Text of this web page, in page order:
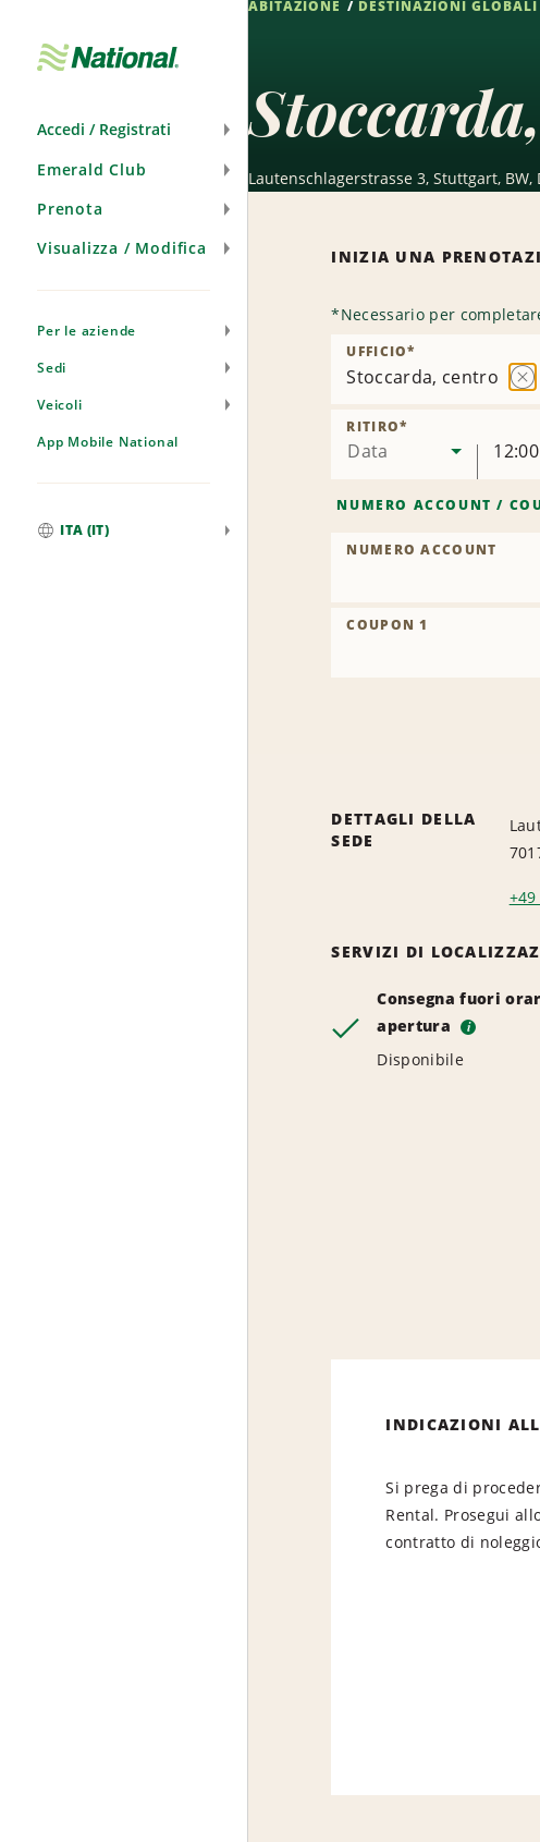
Accedi / Registrati
Emerald Club
Prenota
Visualizza / Modifica
Per le aziende
Sedi
Veicoli
App Mobile National
ITA (IT)
ABITAZIONE DESTINAZIONI GLOBALI
Lautenschlagerstrasse 3, Stuttgart, BW,
INIZIA UNA
*Necessario per
Stoccarda, centro
UFFICIO*
Data
RITIRO*
12:00
NUMERO ACCOUNT /
NUMERO ACCOUNT
COUPON 1
DETTAGLI DELLA
SEDE
SERVIZI DI
Consegna fuori
apertura
i
Disponibile
INDICAZIONI
Si prega di
Rental. Prosegui
contratto di